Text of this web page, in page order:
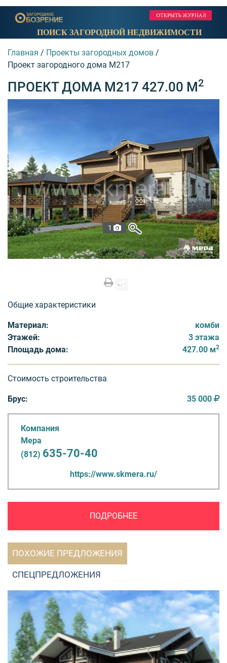
ПОИСК ЗАГОРОДНОЙ НЕДВИЖИМОСТИ
Главная / Проекты загородных домов /
Проект загородного дома M217
ПРОЕКТ ДОМА M217 427.00 М2
1
Общие характеристики
Материал:
комби
Этажей:
3 этажа
Площадь дома:
427.00 м2
Стоимость строительства
Брус: 35 000
Компания
Мера
(812) 635-70-40
https://www.skmera.ru/
ПОДРОБНЕЕ
ПОХОЖИЕ ПРЕДЛОЖЕНИЯ
СПЕЦПРЕДЛОЖЕНИЯ